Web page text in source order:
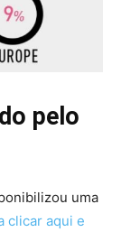
pelo
uma
clicar aqui e